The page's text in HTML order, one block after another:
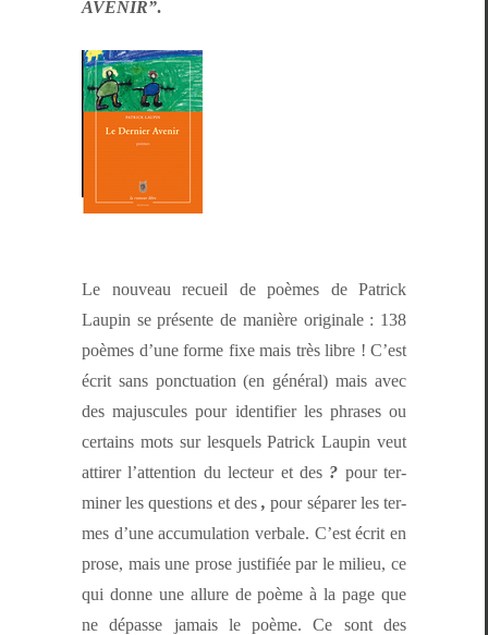
AVENIR”.
Le nou­veau recueil de poèmes de Patrick
Laupin se présente de manière orig­i­nale : 138
poèmes d’une forme fixe mais très libre ! C’est
écrit sans ponc­tu­a­tion (en général) mais avec
des majus­cules pour iden­ti­fi­er les phras­es ou
cer­tains mots sur lesquels Patrick Laupin veut
attir­er l’at­ten­tion du lecteur et des ? pour ter­
min­er les ques­tions et des,pour sépar­er les ter­
mes d’une accu­mu­la­tion ver­bale. C’est écrit en
prose, mais une prose jus­ti­fiée par le milieu, ce
qui donne une allure de poème à la page que
ne dépasse jamais le poème. Ce sont des